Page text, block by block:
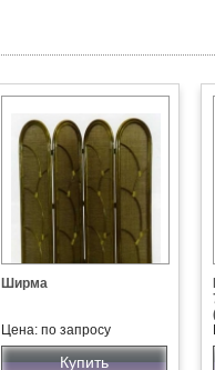
Ширма
Цена: по запросу
Купить